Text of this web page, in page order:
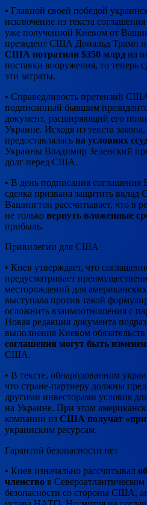
• Главной своей победой
исключение из текста
уже полученной Киевом от
президент США Дональд Трамп
США потратили $350 млрд на
поставки вооружения, то теперь
эти затраты.
• Справедливость претензий
подписанный бывшим
документ, расширяющий его
Украине. Исходя из текста
предоставлялась на условиях
Украины Владимир Зеленский
долг перед США.
• В день подписания соглашения
сделка призвана защитить
Вашингтон рассчитывает, что в
не только вернуть вложенные
прибыль.
Привилегии для США
• Киев утверждает, что
предусматривает
месторождений для
выступала против такой
осложнить взаимоотношения с
Новая редакция документа
выполнения Киевом
соглашения могут быть
США.
• В тексте, обнародованном
что стране-партнеру должны
другими инвесторами условия
на Украине. При этом
компании из США получат
украинским ресурсам.
Гарантий безопасности нет
• Киев изначально рассчитывал
членство в
безопасности со стороны США,